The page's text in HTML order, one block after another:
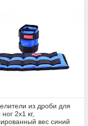
из дроби для
ног 2х1 кг,
вес синий